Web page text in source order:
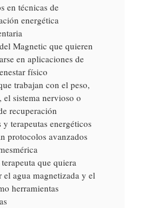
en técnicas de
energética
Magnetic que quieren
en aplicaciones de
físico
trabajan con el peso,
el sistema nervioso o
recuperación
y terapeutas energéticos
protocolos avanzados
que quiera
el agua magnetizada y el
herramientas